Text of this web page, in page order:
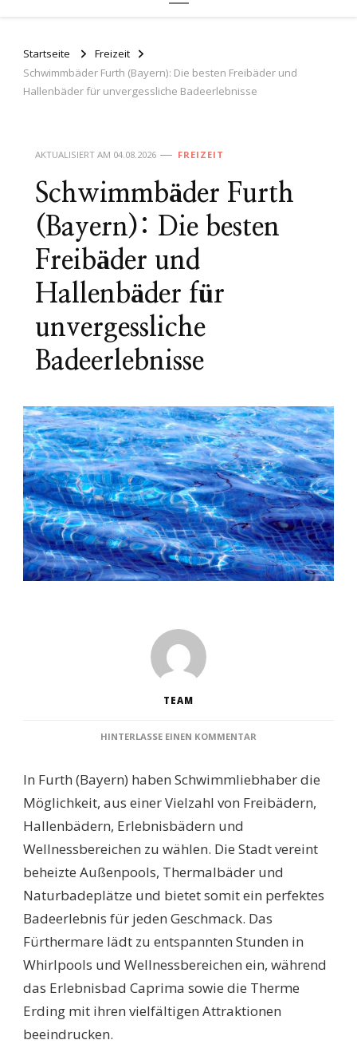
Startseite
Freizeit
Schwimmbäder Furth (Bayern): Die besten Freibäder und
Hallenbäder für unvergessliche Badeerlebnisse
AKTUALISIERT AM 04.08.2026 FREIZEIT
Schwimmbäder Furth
(Bayern): Die besten
Freibäder und
Hallenbäder für
unvergessliche
Badeerlebnisse
TEAM
HINTERLASSE EINEN KOMMENTAR
(BAYERN):
DIE
BESTEN
HALLENBÄDER
FÜR
BADEERLEBNISSE
In Furth (Bayern) haben Schwimmliebhaber die
Möglichkeit, aus einer Vielzahl von Freibädern,
Hallenbädern, Erlebnisbädern und
Wellnessbereichen zu wählen. Die Stadt vereint
beheizte Außenpools, Thermalbäder und
Naturbadeplätze und bietet somit ein perfektes
Badeerlebnis für jeden Geschmack. Das
Fürthermare lädt zu entspannten Stunden in
Whirlpools und Wellnessbereichen ein, während
das Erlebnisbad Caprima sowie die Therme
Erding mit ihren vielfältigen Attraktionen
beeindrucken.